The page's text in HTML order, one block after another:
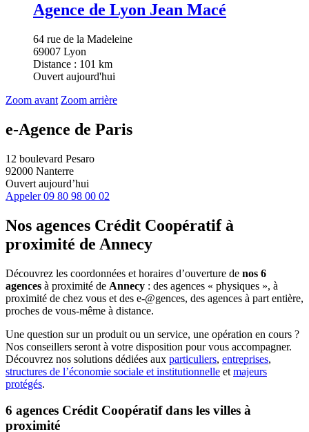
Agence de Lyon Jean Macé
64 rue de la Madeleine
69007 Lyon
Distance : 101 km
Ouvert aujourd'hui
Zoom avant Zoom arrière
e-Agence de Paris
12 boulevard Pesaro
92000 Nanterre
Ouvert aujourd’hui
Appeler 09 80 98 00 02
Nos agences Crédit Coopératifà
proximité de Annecy
Découvrez les coordonnées et horaires d’ouverture de nos 6
agences à proximité de Annecy : des agences « physiques », à
proximité de chez vous et des e-@gences, des agences à part entière,
proches de vous-même à distance.
Une question sur un produit ou un service, une opération en cours ?
Nos conseillers seront à votre disposition pour vous accompagner.
Découvrez nos solutions dédiées aux particuliers, entreprises,
structures de l’économie sociale et institutionnelle et majeurs
protégés.
6 agences Crédit Coopératif dans les villes à
proximité